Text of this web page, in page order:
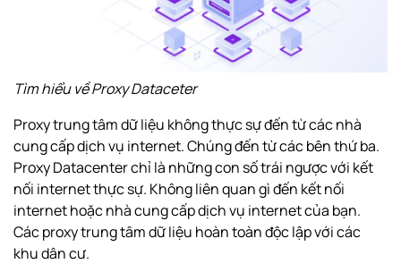
Tìm hiểu về Proxy Dataceter
Proxy trung tâm dữ liệu không thực sự đến từ các nhà
cung cấp dịch vụ internet. Chúng đến từ các bên thứ ba.
Proxy Datacenter chỉ là những con số trái ngược với kết
nối internet thực sự. Không liên quan gì đến kết nối
internet hoặc nhà cung cấp dịch vụ internet của bạn.
Các proxy trung tâm dữ liệu hoàn toàn độc lập với các
khu dân cư.